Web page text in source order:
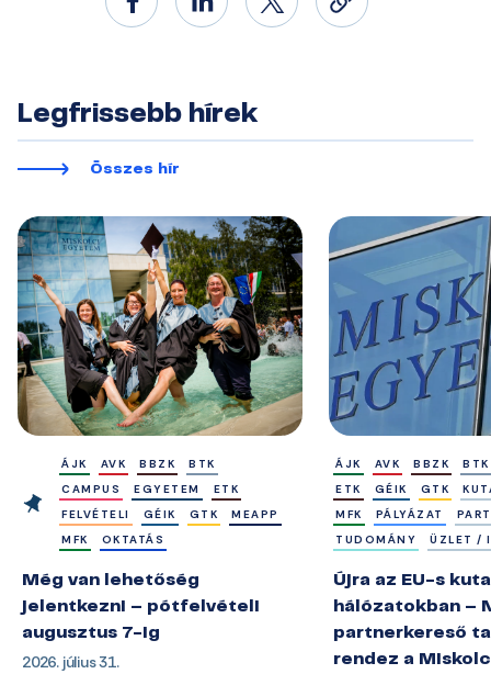
Legfrissebb hírek
Összes hír
ÁJK AVK BBZK
BTK
CAMPUS
EGYETEM
ETK
FELVÉTELI
GÉIK GTK
MEAPP
MFK
OKTATÁS
Még van lehetőség
jelentkezni – pótfelvételi
augusztus 7-ig
2026. július 31.
ÁJK AVK BBZK
BTK
ETK
GÉIK GTK
MFK
PÁLYÁZAT
TUDOMÁNY
ÜZLET /
Újra az EU-s
hálózatokban –
partnerkereső
rendez a